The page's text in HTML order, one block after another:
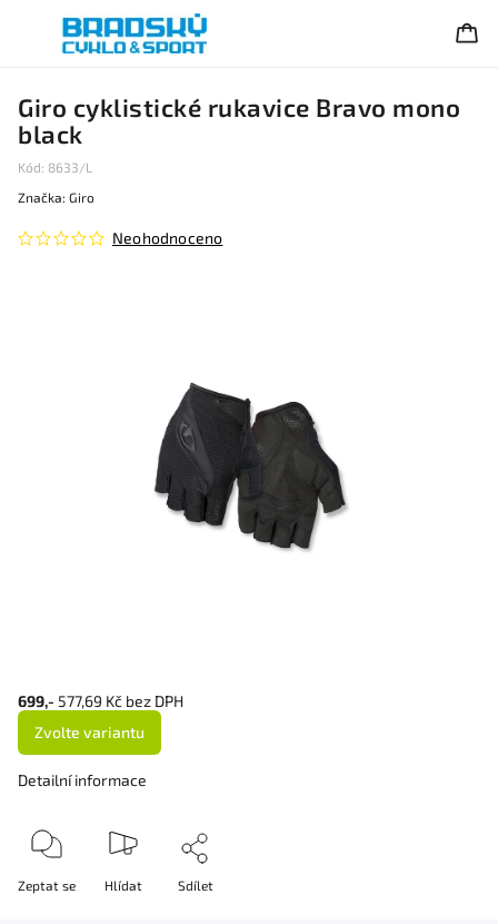
Giro cyklistické rukavice Bravo mono
black
Kód: 8633/L
Neohodnoceno
Značka: Giro
699,- 577,69 Kč bez DPH
Zvolte variantu
Detailní informace
Zeptat se Hlídat Sdílet